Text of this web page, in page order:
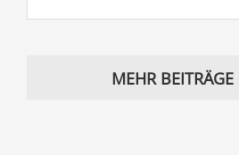
MEHR